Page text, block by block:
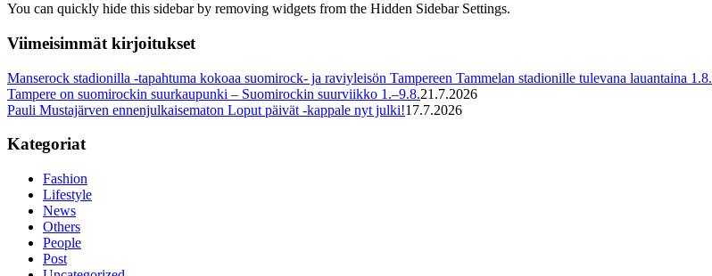
You can quickly hide this sidebar by removing widgets from the Hidden Sidebar Settings.
Viimeisimmät kirjoitukset
Manserock stadionilla -tapahtuma kokoaa suomirock- ja raviyleisön Tampereen Tammelan stadionille tulevana lauantaina 1.8.
Tampere on suomirockin suurkaupunki – Suomirockin suurviikko 1.–9.8.21.7.2026
Pauli Mustajärven ennenjulkaisematon Loput päivät -kappale nyt julki!17.7.2026
Kategoriat
Fashion
Lifestyle
News
Others
People
Post